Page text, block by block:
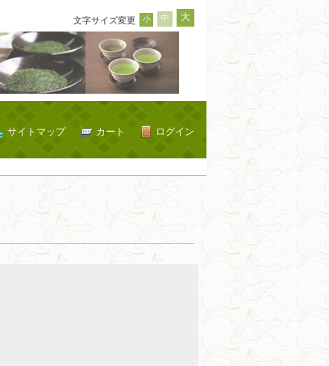
文字サイズ変更 小 中 大
ログイン
カート
サイトマップ